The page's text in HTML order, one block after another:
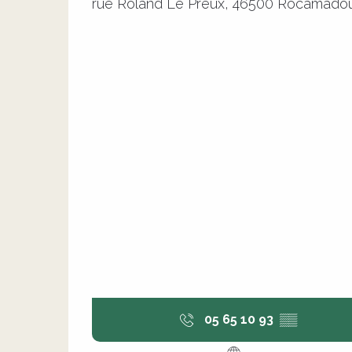
rue Roland Le Preux, 46500
05 65 10 93 ▒▒